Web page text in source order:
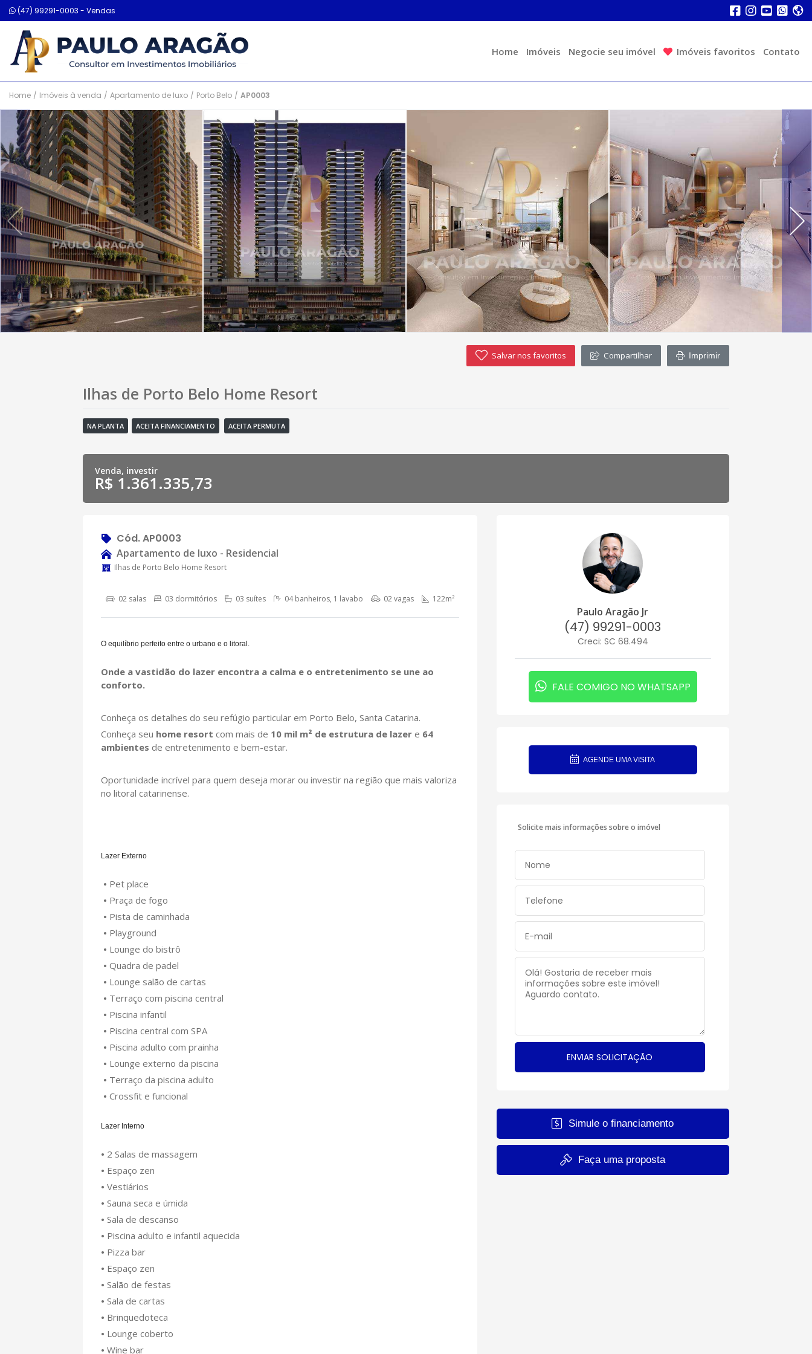
(47) 99291-0003 - Vendas
Home Imóveis Negocie seu imóvel Imóveis favoritos Contato
Home / Imóveis à venda / Apartamento de luxo / Porto Belo / AP0003
Salvar nos favoritos Compartilhar Imprimir
Ilhas de Porto Belo Home Resort
NA PLANTA ACEITA FINANCIAMENTO ACEITA PERMUTA
Venda, investir
R$ 1.361.335,73
Cód. AP0003
Apartamento de luxo - Residencial
Ilhas de Porto Belo Home Resort
02 salas 03 dormitórios 03 suítes 04 banheiros, 1 lavabo 02 vagas 122m²
O equilíbrio perfeito entre o urbano e o litoral.
Onde a vastidão do lazer encontra a calma e o entretenimento se une ao
conforto.
Conheça os detalhes do seu refúgio particular em Porto Belo, Santa Catarina.
Conheça seu home resort com mais de 10 mil m² de estrutura de lazer e 64
ambientes de entretenimento e bem-estar.
Oportunidade incrível para quem deseja morar ou investir na região que mais valoriza
no litoral catarinense.
Lazer Externo
• Pet place
• Praça de fogo
• Pista de caminhada
• Playground
• Lounge do bistrô
• Quadra de padel
• Lounge salão de cartas
• Terraço com piscina central
• Piscina infantil
• Piscina central com SPA
• Piscina adulto com prainha
• Lounge externo da piscina
• Terraço da piscina adulto
• Crossfit e funcional
Lazer Interno
• 2 Salas de massagem
• Espaço zen
• Vestiários
• Sauna seca e úmida
• Sala de descanso
• Piscina adulto e infantil aquecida
• Pizza bar
• Espaço zen
• Salão de festas
• Sala de cartas
• Brinquedoteca
• Lounge coberto
• Wine bar
Paulo Aragão Jr
(47) 99291-0003
Creci: SC 68.494
FALE COMIGO NO WHATSAPP
AGENDE UMA VISITA
Solicite mais informações sobre o imóvel
Simule o financiamento
Faça uma proposta